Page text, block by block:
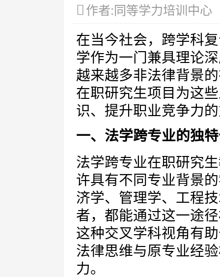
作者:同等学力培训中心
在当今社会，跨学科
学作为一门兼具理论
越来越多非法律背景
在职研究生项目为这
识、提升职业竞争力
一、法学跨专业的独
法学跨专业在职研究
许具有不同专业背景
济学、管理学、工程
者，都能通过这一途
这种交叉学科视角有
法律思维与原专业经
力。